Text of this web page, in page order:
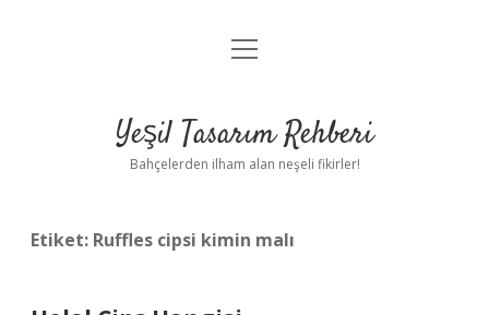
Anasayfa
Yasal Uyarı
menüyü
Yeşil Tasarım Rehberi
Bahçelerden ilham alan neşeli fikirler!
Etiket: Ruffles cipsi kimin malı